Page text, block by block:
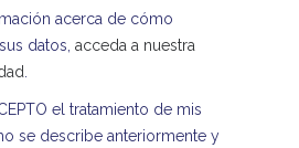
acerca de cómo
datos, acceda a nuestra
el tratamiento de mis
se describe anteriormente y